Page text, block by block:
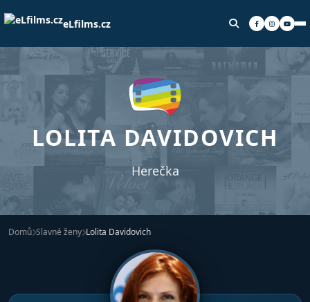
eLfilms.cz
LOLITA DAVIDOVICH
Herečka
Domů Slavné ženy Lolita Davidovich